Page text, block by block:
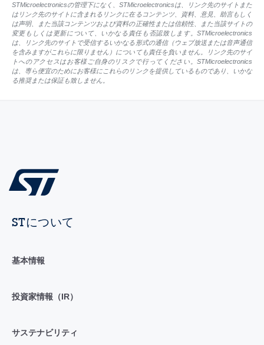
STMicroelectronicsの管理下になく、STMicroelectronicsは、リンク先のサイトまた
はリンク先のサイトに含まれるリンクに在るコンテンツ、資料、意見、助言もしく
は声明、また当該コンテンツおよび資料の正確性または信頼性、また当該サイトの
変更もしくは更新について、いかなる責任も否認致します。STMicroelectronics
は、リンク先のサイトで受信するいかなる形式の通信（ウェブ放送または音声通信
を含みますがこれらに限りません）についても責任を負いません。リンク先のサイ
トへのアクセスはお客様ご自身のリスクで行ってください。STMicroelectronics
は、専ら便宜のためにお客様にこれらのリンクを提供しているものであり、いかな
る推奨または保証も致しません。
STについて
基本情報
投資家情報（IR）
サステナビリティ